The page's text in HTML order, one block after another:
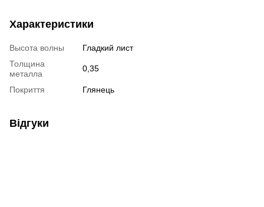
Характеристики
Высота волны
Гладкий лист
Толщина
металла
0,35
Покриття Глянець
Відгуки